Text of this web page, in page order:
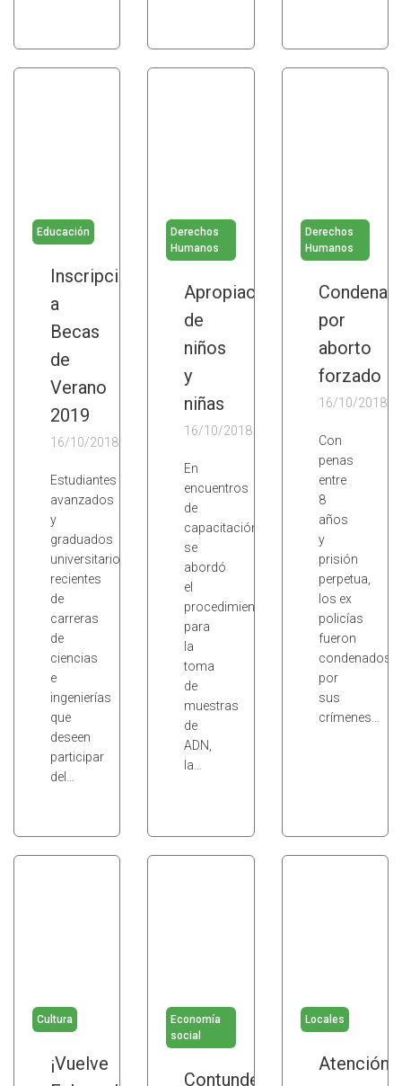
Educación
Inscripción
a
Becas
de
Verano
2019
16/10/2018
Estudiantes
avanzados
y
graduados
universitarios
recientes
de
carreras
de
ciencias
e
ingenierías
que
deseen
participar
del…
Derechos
Humanos
Apropiación
de
niños
y
niñas
16/10/2018
En
encuentros
de
capacitación
se
abordó
el
procedimiento
para
la
toma
de
muestras
de
ADN,
la…
Derechos
Humanos
Condena
por
aborto
forzado
16/10/2018
Con
penas
entre
8
años
y
prisión
perpetua,
los ex
policías
fueron
condenados
por
sus
crímenes…
Cultura
¡Vuelve
Economía
social
Contundente
Locales
Atención